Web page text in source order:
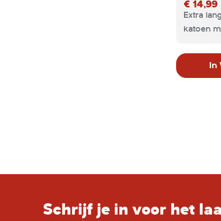
€ 14,99
Extra
katoen
keuken-
In
Schrijf je in voor het